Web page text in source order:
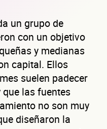
un grupo de
con un objetivo
y medianas
capital. Ellos
suelen padecer
que las fuentes
no son muy
diseñaron la